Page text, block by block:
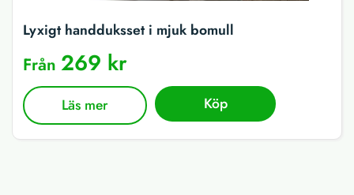
Lyxigt handduksset i mjuk bomull
Från 269 kr
Läs mer Köp